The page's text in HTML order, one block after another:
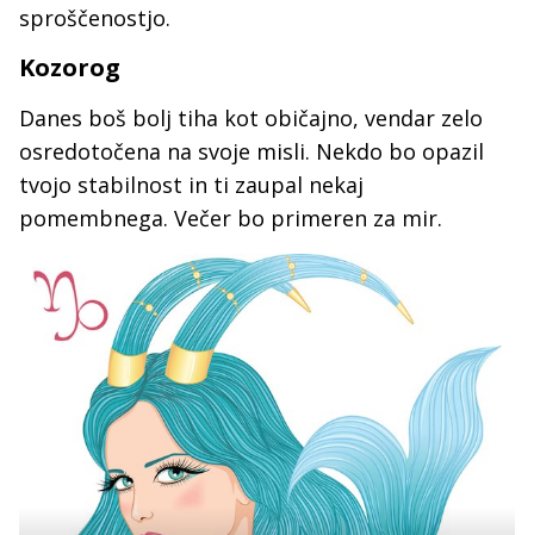
sproščenostjo.
Kozorog
Danes boš bolj tiha kot običajno, vendar zelo
osredotočena na svoje misli. Nekdo bo opazil
tvojo stabilnost in ti zaupal nekaj
pomembnega. Večer bo primeren za mir.